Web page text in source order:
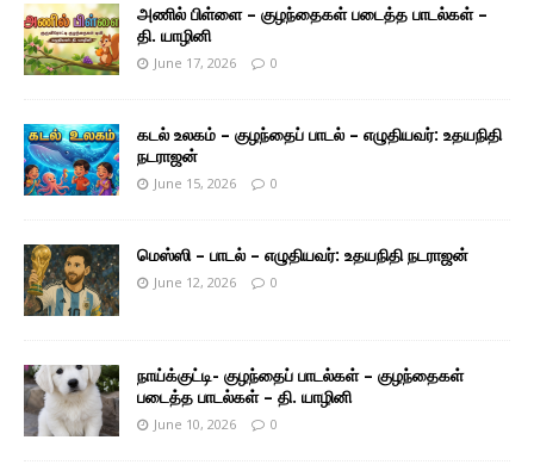
அணில் பிள்ளை – குழந்தைகள் படைத்த பாடல்கள் –
தி. யாழினி
June 17, 2026 0
கடல் உலகம் – குழந்தைப் பாடல் – எழுதியவர்: உதயநிதி
நடராஜன்
June 15, 2026 0
மெஸ்ஸி – பாடல் – எழுதியவர்: உதயநிதி நடராஜன்
June 12, 2026 0
நாய்க்குட்டி- குழந்தைப் பாடல்கள் – குழந்தைகள்
படைத்த பாடல்கள் – தி. யாழினி
June 10, 2026 0